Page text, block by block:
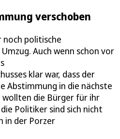
verschoben
politische
Auch wenn schon vor
klar war, dass der
Abstimmung in die nächste
wollten die Bürger für ihr
Politiker sind sich nicht
in der Porzer